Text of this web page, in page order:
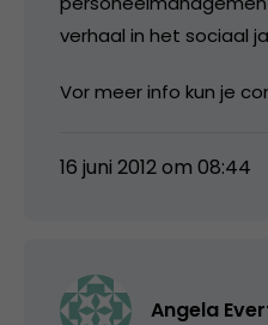
verhaal in het sociaal
Vor meer info kun je
16 juni 2012 om 08:44
Angela